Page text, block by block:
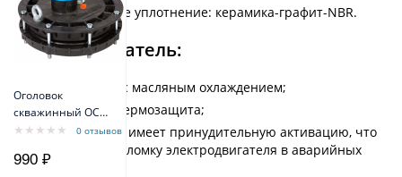
Оголовок
скважинный ОСП
130-140/40
0 отзывов
990 ₽
Механическое уплотнение: керамика-графит-NBR.
Электродвигатель:
однофазный с масляным охлаждением;
встроенная термозащита;
термозащита имеет принудительную активацию, что
исключает поломку электродвигателя в аварийных
ситуациях;